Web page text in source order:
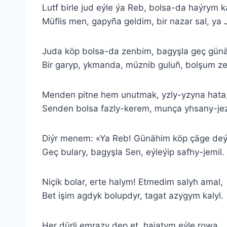
Lutf birle jud eýle ýa Reb, bolsa-da haýrym
Müflis men, gapyña geldim, bir nazar sal, ya
Juda köp bolsa-da zenbim, bagyşla geç
Bir garyp, ykmanda, müznib guluñ, bolşum
Menden pitne hem unutmak, yzly-yzyna
Senden bolsa fazly-kerem, munça yhsany-
Diýr menem: «Ya Reb! Günähim köp çäge
Geç bulary, bagyşla Sen, eýleýip safhy-jemil.
Niçik bolar, erte halym! Etmedim salyh amal,
Bet işim agdyk bolupdyr, tagat azygym kalyl.